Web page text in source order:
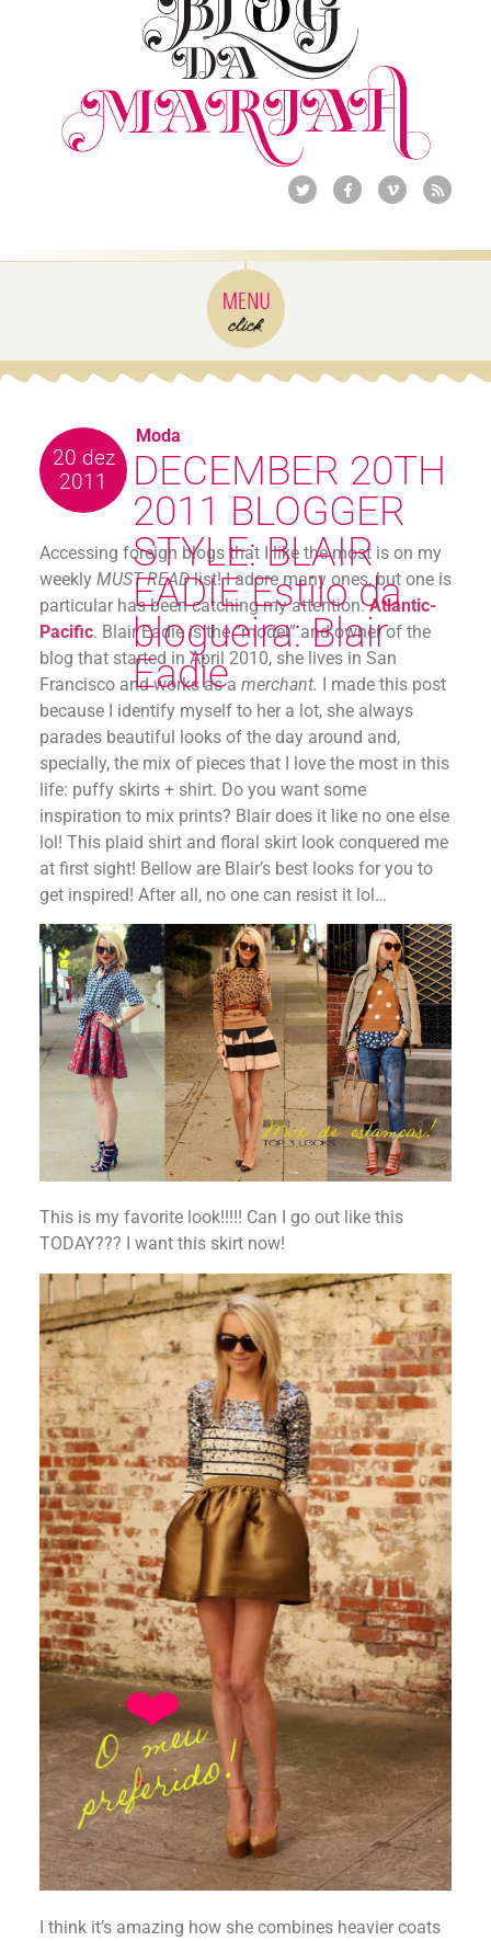
20 dez
2011
DECEMBER 20TH
2011 BLOGGER
STYLE: BLAIR
EADIEEstilo da
blogueira: Blair
Eadie
Accessing foreign blogs that I like the most is on my
weekly MUST READlist! I adore many ones, but one is
particular has been catching my attention:Atlantic-
Pacific. Blair Eadie is the “model” and owner of the
blog that started in April 2010, she lives in San
Francisco and works as a merchant. I made this post
because I identify myself to her a lot, she always
parades beautiful looks of the day around and,
specially, the mix of pieces that I love the most in this
life: puffy skirts + shirt. Do you want some
inspiration to mix prints? Blair does it like no one else
lol! This plaid shirt and floral skirt look conquered me
at first sight! Bellow are Blair’s best looks for you to
get inspired! After all, no one can resist it lol…
This is my favorite look!!!!! Can I go out like this
TODAY??? I want this skirt now!
I think it’s amazing how she combines heavier coats
Moda